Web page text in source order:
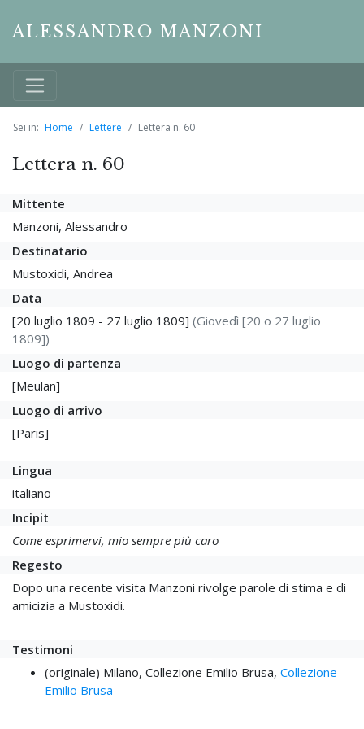
ALESSANDRO MANZONI
Sei in: Home Lettere Lettera n. 60
Lettera n. 60
Mittente
Manzoni, Alessandro
Destinatario
Mustoxidi, Andrea
Data
[20 luglio 1809 - 27 luglio 1809] (Giovedì [20 o 27 luglio
1809])
Luogo di partenza
[Meulan]
Luogo di arrivo
[Paris]
Lingua
italiano
Incipit
Come esprimervi, mio sempre più caro
Regesto
Dopo una recente visita Manzoni rivolge parole di stima e di
amicizia a Mustoxidi.
Testimoni
(originale) Milano, Collezione Emilio Brusa, Collezione
Emilio Brusa